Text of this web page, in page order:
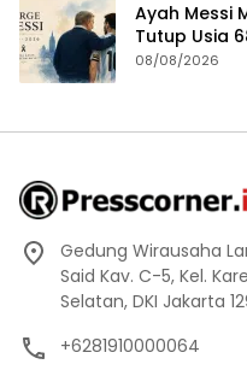
Ayah Messi
Tutup Usia
08/08/2026
Gedung Wirausaha
Said Kav. C-5, Kel.
Selatan, DKI Jakarta
+6281910000064